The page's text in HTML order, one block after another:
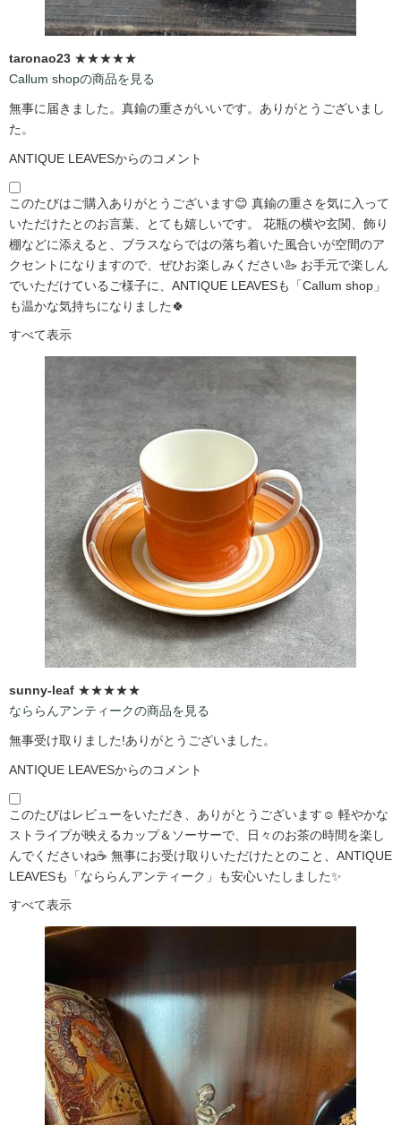
taronao23 ★★★★★
Callum shopの商品を見る
無事に届きました。真鍮の重さがいいです。ありがとうございまし
た。
ANTIQUE LEAVESからのコメント
このたびはご購入ありがとうございます😊 真鍮の重さを気に入って
いただけたとのお言葉、とても嬉しいです。 花瓶の横や玄関、飾り
棚などに添えると、ブラスならではの落ち着いた風合いが空間のア
クセントになりますので、ぜひお楽しみください🦢 お手元で楽しん
でいただけているご様子に、ANTIQUE LEAVESも「Callum shop」
も温かな気持ちになりました🍀
すべて表示
sunny-leaf ★★★★★
なららんアンティークの商品を見る
無事受け取りました!ありがとうございました。
ANTIQUE LEAVESからのコメント
このたびはレビューをいただき、ありがとうございます☺️ 軽やかな
ストライプが映えるカップ＆ソーサーで、日々のお茶の時間を楽し
んでくださいね☕ 無事にお受け取りいただけたとのこと、ANTIQUE
LEAVESも「なららんアンティーク」も安心いたしました✨
すべて表示